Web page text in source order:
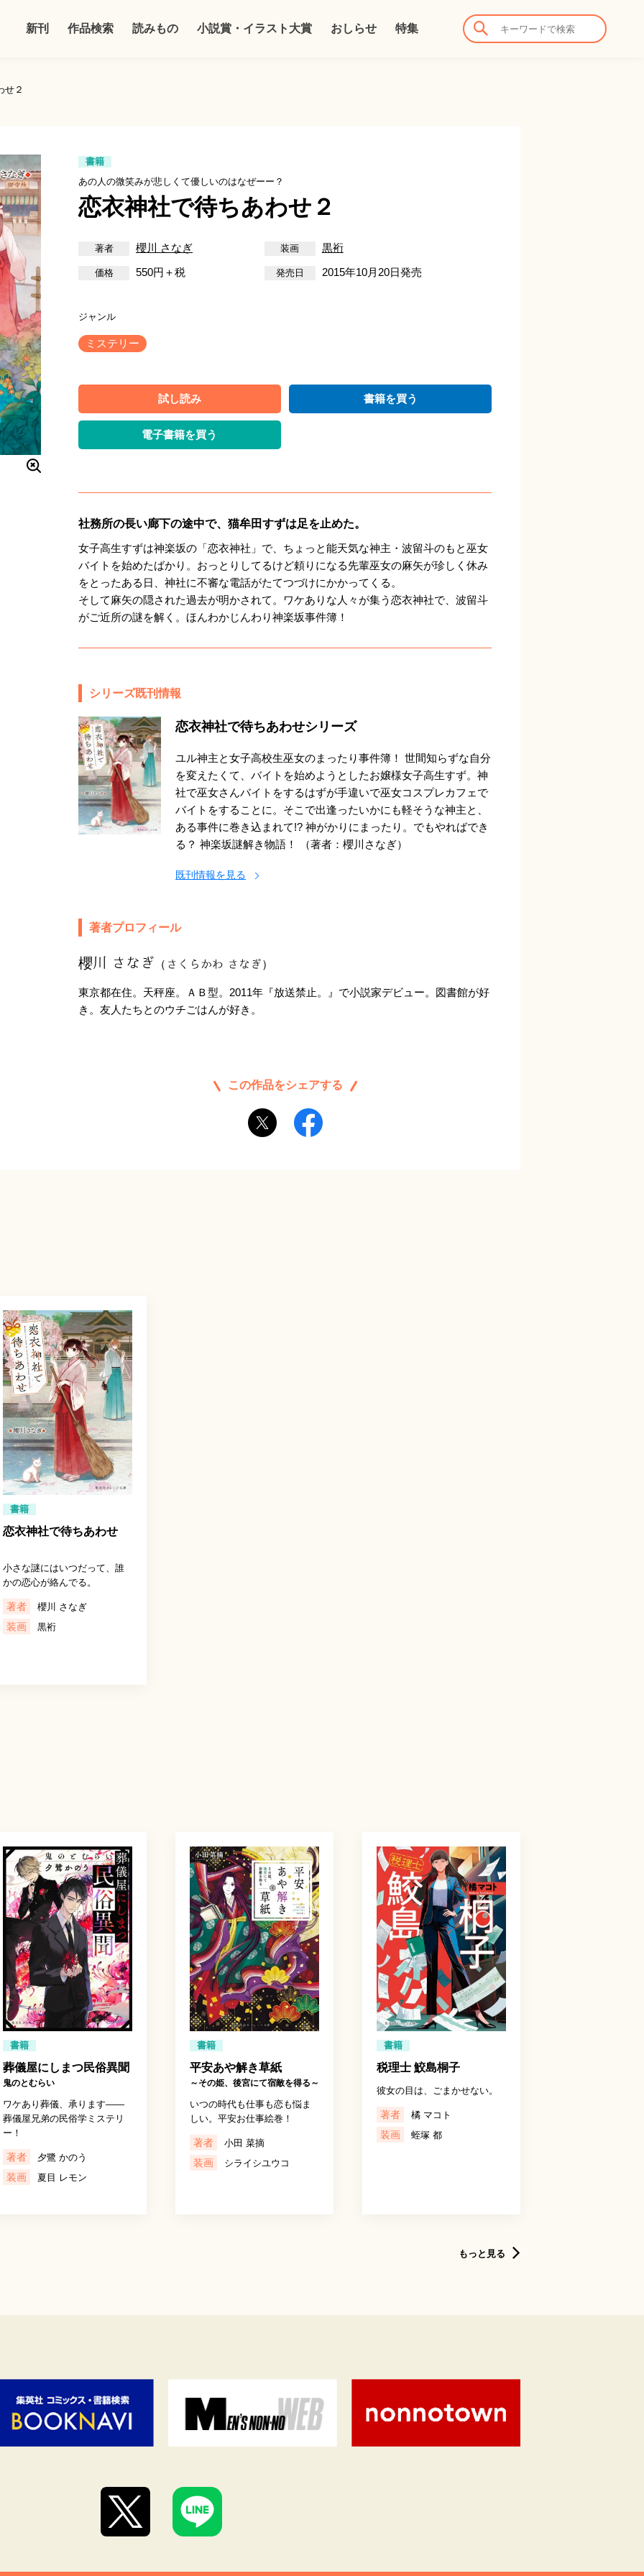
新刊 作品検索 読みもの 小説賞・イラスト大賞 おしらせ 特集
せ２
書籍
あの人の微笑みが悲しくて優しいのはなぜーー？
恋衣神社で待ちあわせ２
櫻川 さなぎ
黒裄
550円＋税
2015年10月20日発売
ミステリー
試し読み 書籍を買う
電子書籍を買う
社務所の長い廊下の途中で、猫牟田すずは足を止めた。
女子高生すずは神楽坂の「恋衣神社」で、ちょっと能天気な神主・波留斗のもと巫女
バイトを始めたばかり。おっとりしてるけど頼りになる先輩巫女の麻矢が珍しく休み
をとったある日、神社に不審な電話がたてつづけにかかってくる。
そして麻矢の隠された過去が明かされて。ワケありな人々が集う恋衣神社で、波留斗
がご近所の謎を解く。ほんわかじんわり神楽坂事件簿！
シリーズ既刊情報
恋衣神社で待ちあわせシリーズ
ユル神主と女子高校生巫女のまったり事件簿！ 世間知らずな自分
を変えたくて、バイトを始めようとしたお嬢様女子高生すず。神
社で巫女さんバイトをするはずが手違いで巫女コスプレカフェで
バイトをすることに。そこで出逢ったいかにも軽そうな神主と、
ある事件に巻き込まれて!? 神がかりにまったり。でもやればでき
る？ 神楽坂謎解き物語！ （著者：櫻川さなぎ）
既刊情報を見る
著者プロフィール
櫻川 さなぎ （さくらかわ さなぎ）
東京都在住。天秤座。ＡＢ型。2011年『放送禁止。』で小説家デビュー。図書館が好
き。友人たちとのウチごはんが好き。
この作品をシェアする
書籍
恋衣神社で待ちあわせ
小さな謎にはいつだって、誰
かの恋心が絡んでる。
著者 櫻川 さなぎ
装画 黒裄
書籍
葬儀屋にしまつ民俗異聞
鬼のとむらい
ワケあり葬儀、承ります――
葬儀屋兄弟の民俗学ミステリ
ー！
著者 夕鷺 かのう
装画 夏目 レモン
書籍
平安あや解き草紙
～その姫、後宮にて宿敵を得る～
いつの時代も仕事も恋も悩ま
しい。平安お仕事絵巻！
著者 小田 菜摘
装画 シライシユウコ
書籍
税理士 鮫島桐子
彼女の目は、ごまかせない。
著者 橘 マコト
装画 蛭塚 都
もっと見る